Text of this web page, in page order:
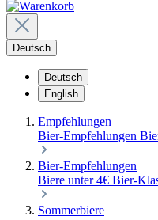
Deutsch
Deutsch
English
Empfehlungen
Bier-Empfehlungen
Bier-Empfehlungen
Biere unter 4€ Bier-
Sommerbiere